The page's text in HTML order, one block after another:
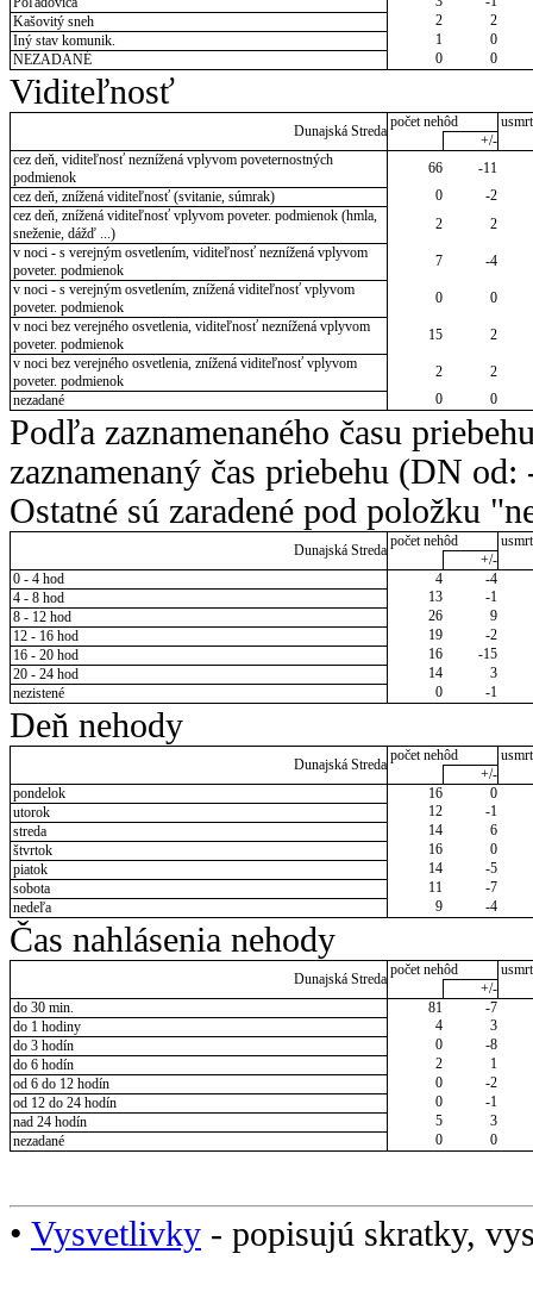
Kašovitý sneh
2
2
Iný stav komunik.
1
0
NEZADANÉ
0 0
Viditeľnosť
Dunajská Streda
počet nehôd
+/-
cez deň, viditeľnosť neznížená vplyvom poveternostných
podmienok
66
-11
cez deň, znížená viditeľnosť (svitanie, súmrak)
0
-2
cez deň, znížená viditeľnosť vplyvom poveter. podmienok (hmla,
sneženie, dážď ...)
2
2
v noci - s verejným osvetlením, viditeľnosť neznížená vplyvom
poveter. podmienok
7
-4
v noci - s verejným osvetlením, znížená viditeľnosť vplyvom
poveter. podmienok
0
0
v noci bez verejného osvetlenia, viditeľnosť neznížená vplyvom
poveter. podmienok
15
2
v noci bez verejného osvetlenia, znížená viditeľnosť vplyvom
poveter. podmienok
2
2
nezadané
0 0
Podľa zaznamenaného času
zaznamenaný čas priebehu (DN
Ostatné sú zaradené pod položku
Dunajská Streda
počet nehôd
+/-
0 - 4 hod
4
-4
4 - 8 hod
13
-1
8 - 12 hod
26
9
12 - 16 hod
19
-2
16 - 20 hod
16
-15
20 - 24 hod
14
3
nezistené
0 -1
Deň nehody
Dunajská Streda
počet nehôd
+/-
pondelok
16
0
utorok
12
-1
streda
14
6
štvrtok
16
0
piatok
14
-5
sobota
11
-7
nedeľa
9 -4
Čas nahlásenia nehody
Dunajská Streda
počet nehôd
+/-
do 30 min.
81
-7
do 1 hodiny
4
3
do 3 hodín
0
-8
do 6 hodín
2
1
od 6 do 12 hodín
0
-2
od 12 do 24 hodín
0
-1
nad 24 hodín
5
3
nezadané
0 0
• Vysvetlivky - popisujú skratky,